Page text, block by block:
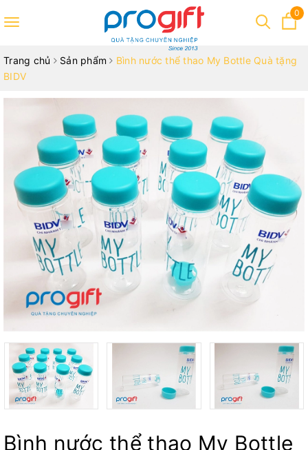
Toggle
0
Trang chủ Sản phẩm
Bình nước thể thao My Bottle Quà tặng
BIDV
Bình nước thể thao My Bottle